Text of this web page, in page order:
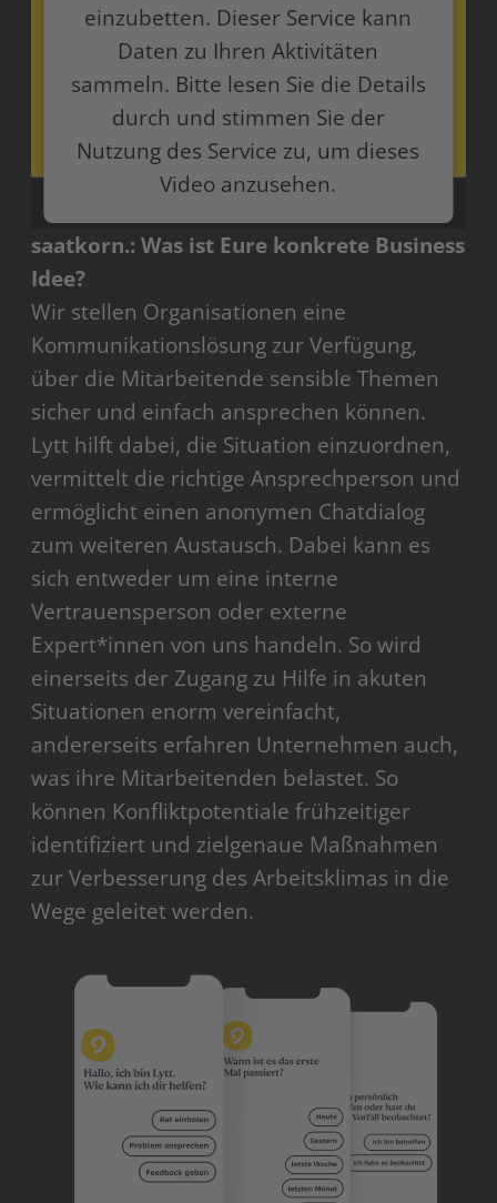
einzubetten. Dieser Service kann
Daten zu Ihren Aktivitäten
sammeln. Bitte lesen Sie die Details
durch und stimmen Sie der
Nutzung des Service zu, um dieses
Video anzusehen.
Mehr Informationen
Akzeptieren
powered byUsercentrics Consent Management
Platform
saatkorn.: Was ist Eure konkrete Business
Idee?
Wir stellen Organisationen eine
Kommunikationslösung zur Verfügung,
über die Mitarbeitende sensible Themen
sicher und einfach ansprechen können.
Lytt hilft dabei, die Situation einzuordnen,
vermittelt die richtige Ansprechperson und
ermöglicht einen anonymen Chatdialog
zum weiteren Austausch. Dabei kann es
sich entweder um eine interne
Vertrauensperson oder externe
Expert*innen von uns handeln. So wird
einerseits der Zugang zu Hilfe in akuten
Situationen enorm vereinfacht,
andererseits erfahren Unternehmen auch,
was ihre Mitarbeitenden belastet. So
können Konfliktpotentiale frühzeitiger
identifiziert und zielgenaue Maßnahmen
zur Verbesserung des Arbeitsklimas in die
Wege geleitet werden.